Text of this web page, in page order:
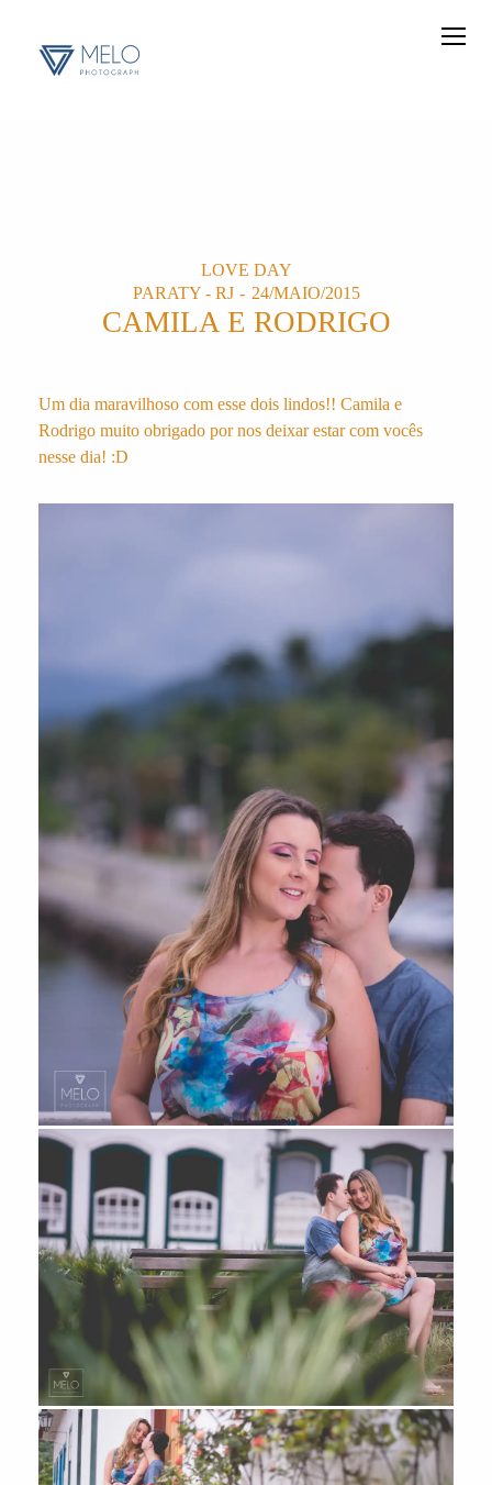
LOVE DAY
PARATY - RJ
24/MAIO/2015
CAMILA E RODRIGO
Um dia maravilhoso com esse dois lindos!! Camila e
Rodrigo muito obrigado por nos deixar estar com vocês
nesse dia! :D